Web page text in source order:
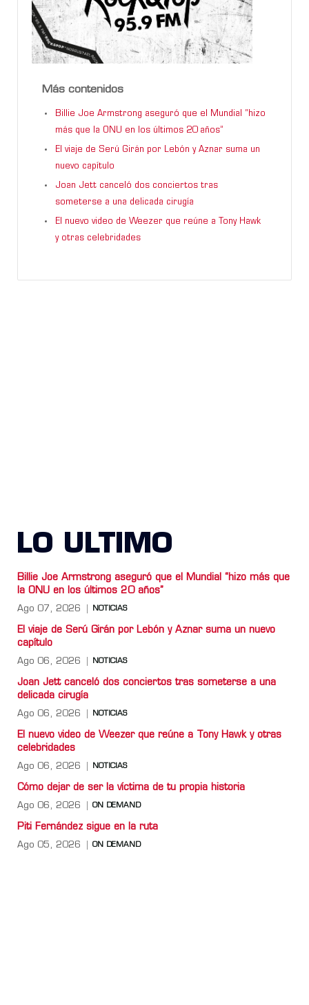
Más contenidos
Billie Joe Armstrong aseguró que el Mundial “hizo
más que la ONU en los últimos 20 años”
El viaje de Serú Girán por Lebón y Aznar suma un
nuevo capítulo
Joan Jett canceló dos conciertos tras
someterse a una delicada cirugía
El nuevo video de Weezer que reúne a Tony Hawk
y otras celebridades
LO ULTIMO
Billie Joe Armstrong aseguró que el Mundial “hizo más que
la ONU en los últimos 20 años”
Ago 07, 2026 NOTICIAS
El viaje de Serú Girán por Lebón y Aznar suma un nuevo
capítulo
Ago 06, 2026 NOTICIAS
Joan Jett canceló dos conciertos tras someterse a una
delicada cirugía
Ago 06, 2026 NOTICIAS
El nuevo video de Weezer que reúne a Tony Hawk y otras
celebridades
Ago 06, 2026 NOTICIAS
Cómo dejar de ser la víctima de tu propia historia
Ago 06, 2026 ON DEMAND
Piti Fernández sigue en la ruta
Ago 05, 2026 ON DEMAND